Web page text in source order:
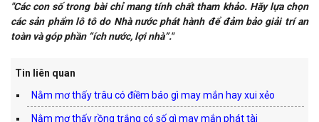
"Các con số trong bài chỉ mang tính chất tham khảo. Hãy lựa chọn
các sản phẩm lô tô do Nhà nước phát hành để đảm bảo giải trí an
toàn và góp phần “ích nước, lợi nhà”."
Tin liên quan
Nằm mơ thấy trâu có điềm báo gì may mắn hay xui xẻo
Nằm mơ thấy rồng trắng có số gì may mắn phát tài